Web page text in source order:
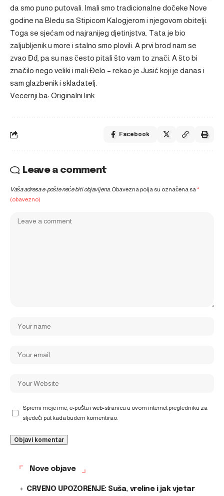
da smo puno putovali. Imali smo tradicionalne dočeke Nove
godine na Bledu sa Stipicom Kalogjerom i njegovom obitelji.
Toga se sjećam od najranijeg djetinjstva. Tata je bio
zaljubljenik u more i stalno smo plovili. A prvi brod nam se
zvao Đđ, pa su nas često pitali što vam to znači. A što bi
značilo nego veliki i mali Đelo – rekao je Jusić koji je danas i
sam glazbenik i skladatelj.
Vecernji.ba: Originalni link
Facebook
Leave a comment
Vaša adresa e-pošte neće biti objavljena. Obavezna polja su označena sa*
(obavezno)
Spremi moje ime, e-poštu i web-stranicu u ovom internet pregledniku za
sljedeći put kada budem komentirao.
Nove objave
CRVENO UPOZORENJE: Suša, vreline i jak vjetar